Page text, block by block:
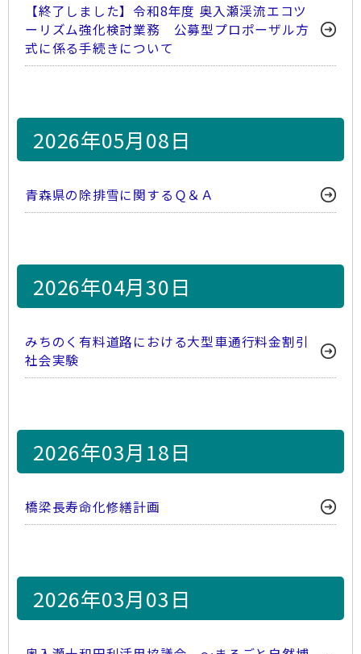
【終了しました】令和8年度 奥入瀬渓流エコツ
ーリズム強化検討業務 公募型プロポーザル方
式に係る手続きについて
2026年05月08日
青森県の除排雪に関するＱ＆Ａ
2026年04月30日
みちのく有料道路における大型車通行料金割引
社会実験
2026年03月18日
橋梁長寿命化修繕計画
2026年03月03日